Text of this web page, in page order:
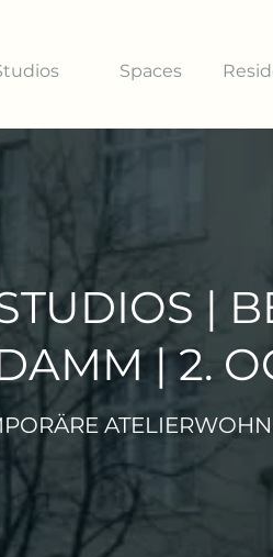
Spaces
|
| 2.